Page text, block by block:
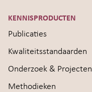
KENNISPRODUCTEN
Publicaties
Kwaliteitsstandaarden
Onderzoek & Projecten
Methodieken